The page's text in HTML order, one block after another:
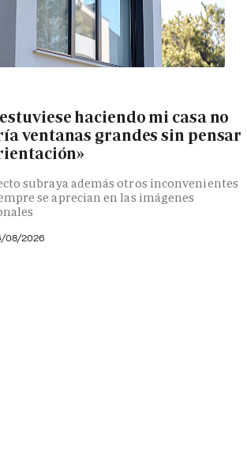
haciendo mi casa no
ventanas grandes sin pensar
subraya además otros inconvenientes
se aprecian en las imágenes
08/2026